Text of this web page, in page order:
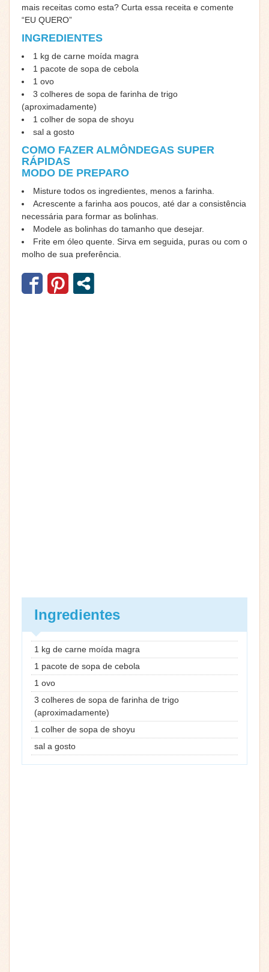
mais receitas como esta? Curta essa receita e comente
“EU QUERO”
INGREDIENTES
1 kg de carne moída magra
1 pacote de sopa de cebola
1 ovo
3 colheres de sopa de farinha de trigo
(aproximadamente)
1 colher de sopa de shoyu
sal a gosto
COMO FAZER ALMÔNDEGAS SUPER
RÁPIDAS
MODO DE PREPARO
Misture todos os ingredientes, menos a farinha.
Acrescente a farinha aos poucos, até dar a consistência
necessária para formar as bolinhas.
Modele as bolinhas do tamanho que desejar.
Frite em óleo quente. Sirva em seguida, puras ou com o
molho de sua preferência.
Ingredientes
1 kg de carne moída magra
1 pacote de sopa de cebola
1 ovo
3 colheres de sopa de farinha de trigo
(aproximadamente)
1 colher de sopa de shoyu
sal a gosto